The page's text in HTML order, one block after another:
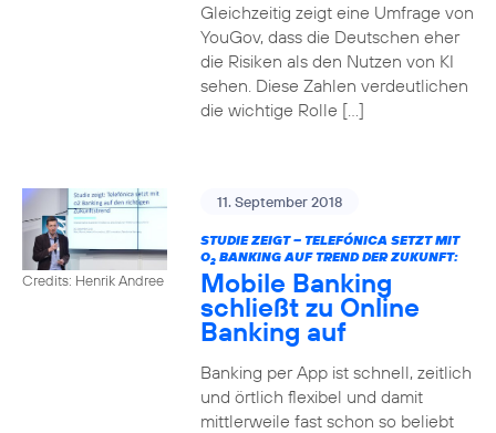
Gleichzeitig zeigt eine Umfrage von
YouGov, dass die Deutschen eher
die Risiken als den Nutzen von KI
sehen. Diese Zahlen verdeutlichen
die wichtige Rolle […]
Credits: Henrik Andree
11. September 2018
STUDIE ZEIGT – TELEFÓNICA SETZT MIT
O2BANKING AUF TREND DER ZUKUNFT:
Mobile Banking
schließt zu Online
Banking auf
Banking per App ist schnell, zeitlich
und örtlich flexibel und damit
mittlerweile fast schon so beliebt